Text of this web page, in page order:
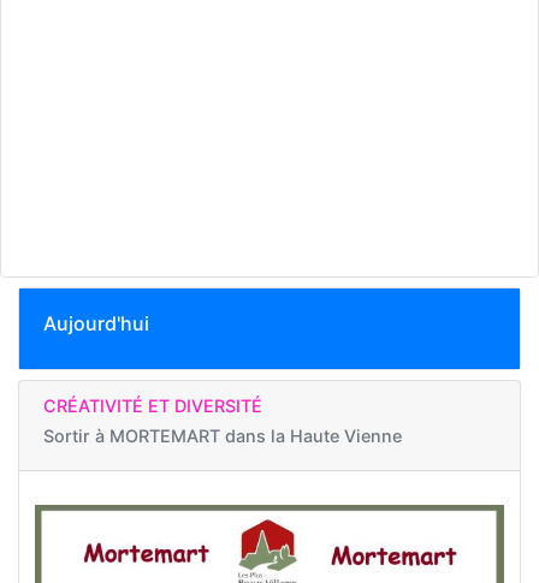
Aujourd'hui
CRÉATIVITÉ ET DIVERSITÉ
Sortir à MORTEMART dans la Haute Vienne